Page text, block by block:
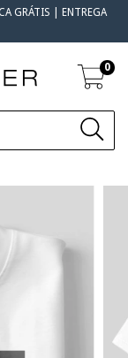
GRÁTIS | ENTREGA
0